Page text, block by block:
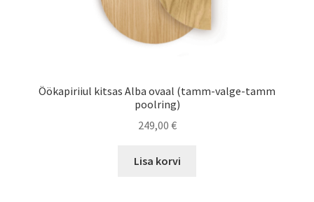
Öökapiriiul kitsas Alba ovaal (tamm-valge-tamm
poolring)
249,00 €
Lisa korvi